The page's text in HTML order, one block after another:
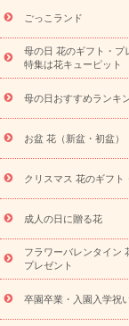
ら探す
お祝いの
念日
結婚祝い
寿祝い
プチギフト
供え・お悔やみ商品
お供え プリザーブド
盆・初盆）
その他
ビジネス用
ご
ドフラワー
スタ
ンド花
お祝い
ディ胡蝶蘭・お祝い
観葉植物
観葉
お祝い
お供え・
プチギフト（
キューピットのeGfit
ごっこランド
母の日 花のギフト・プ
特集は花キューピット
母の日おすすめランキ
お盆 花（新盆・初盆）
クリスマス 花のギフト
成人の日に贈る花
フラワーバレンタイン
プレゼント
卒園卒業・入園入学祝